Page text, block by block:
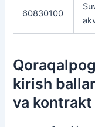
60830100
kirish
va